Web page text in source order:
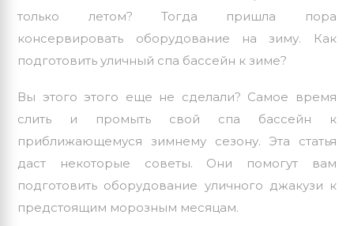
только летом? Тогда пришла пора
консервировать оборудование на зиму. Как
подготовить уличный спа бассейн к зиме?
Вы этого этого еще не сделали? Самое время
слить и промыть свой спа бассейн к
приближающемуся зимнему сезону. Эта статья
даст некоторые советы. Они помогут вам
подготовить оборудование уличного джакузи к
предстоящим морозным месяцам.